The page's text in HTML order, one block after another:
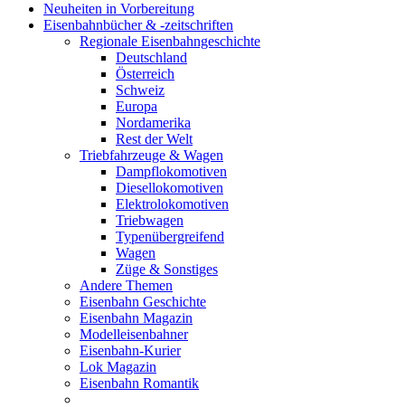
Neuheiten in Vorbereitung
Eisenbahnbücher & -zeitschriften
Regionale Eisenbahngeschichte
Deutschland
Österreich
Schweiz
Europa
Nordamerika
Rest der Welt
Triebfahrzeuge & Wagen
Dampflokomotiven
Diesellokomotiven
Elektrolokomotiven
Triebwagen
Typenübergreifend
Wagen
Züge & Sonstiges
Andere Themen
Eisenbahn Geschichte
Eisenbahn Magazin
Modelleisenbahner
Eisenbahn-Kurier
Lok Magazin
Eisenbahn Romantik